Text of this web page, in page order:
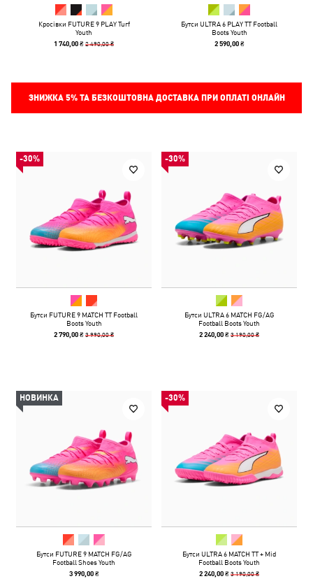
Кросівки FUTURE 9 PLAY Turf
Youth
1 740,00 ₴2 490,00 ₴
Бутси ULTRA 6 PLAY TT Football
Boots Youth
2 590,00 ₴
ЗНИЖКА 5%ТА БЕЗКОШТОВНА ДОСТАВКА ПРИ ОПЛАТІ ОНЛАЙН
-30%
Бутси FUTURE 9 MATCH TT Football
Boots Youth
2 790,00 ₴3 990,00 ₴
-30%
Бутси ULTRA 6 MATCH FG/AG
Football Boots Youth
2 240,00 ₴3 190,00 ₴
НОВИНКА
Бутси FUTURE 9 MATCH FG/AG
Football Shoes Youth
3 990,00 ₴
-30%
Бутси ULTRA 6 MATCH TT + Mid
Football Boots Youth
2 240,00 ₴3 190,00 ₴